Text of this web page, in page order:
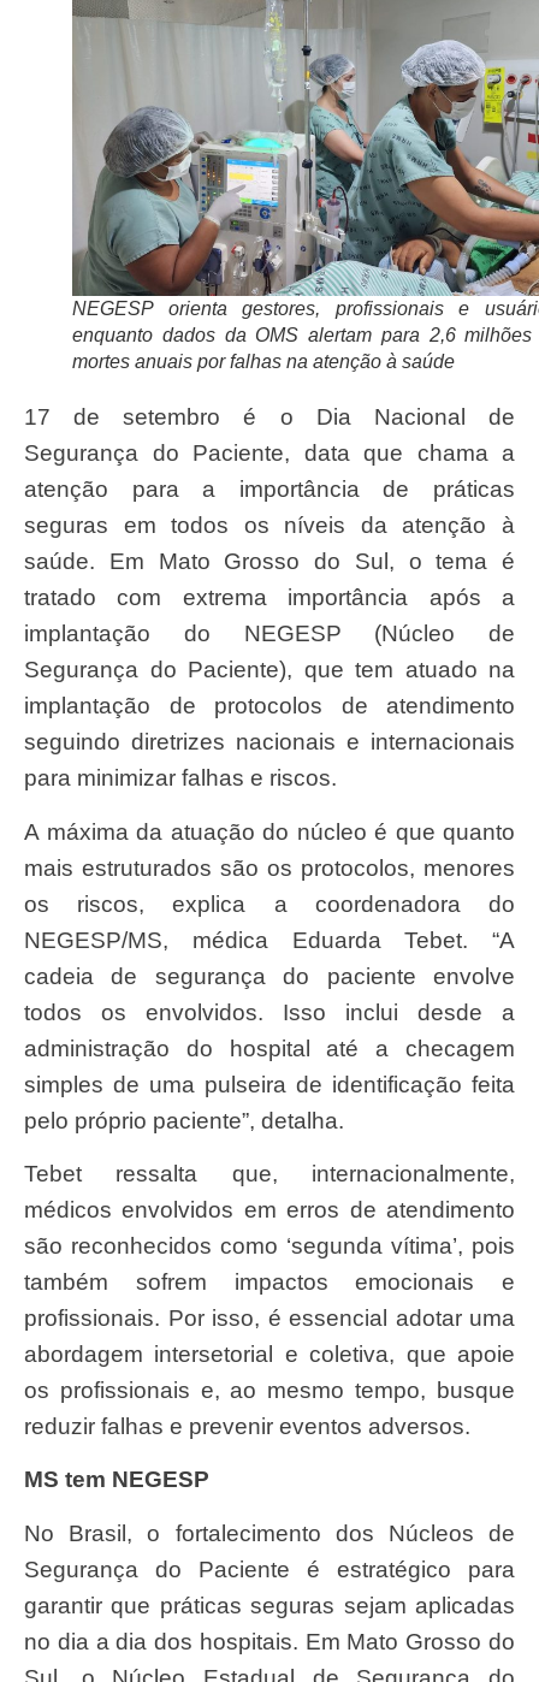
NEGESP orienta gestores, profissionais e
enquanto dados da OMS alertam para 2,6 milhões
mortes anuais por falhas na atenção à saúde
17 de setembro é o Dia Nacional de
Segurança do Paciente, data que chama a
atenção para a importância de práticas
seguras em todos os níveis da atenção à
saúde. Em Mato Grosso do Sul, o tema é
tratado com extrema importância após a
implantação do NEGESP (Núcleo de
Segurança do Paciente), que tem atuado na
implantação de protocolos de atendimento
seguindo diretrizes nacionais e internacionais
para minimizar falhas e riscos.
A máxima da atuação do núcleo é que quanto
mais estruturados são os protocolos, menores
os riscos, explica a coordenadora do
NEGESP/MS, médica Eduarda Tebet. “A
cadeia de segurança do paciente envolve
todos os envolvidos. Isso inclui desde a
administração do hospital até a checagem
simples de uma pulseira de identificação feita
pelo próprio paciente”, detalha.
Tebet ressalta que, internacionalmente,
médicos envolvidos em erros de atendimento
são reconhecidos como ‘segunda vítima’, pois
também sofrem impactos emocionais e
profissionais. Por isso, é essencial adotar uma
abordagem intersetorial e coletiva, que apoie
os profissionais e, ao mesmo tempo, busque
reduzir falhas e prevenir eventos adversos.
MS tem NEGESP
No Brasil, o fortalecimento dos Núcleos de
Segurança do Paciente é estratégico para
garantir que práticas seguras sejam aplicadas
no dia a dia dos hospitais. Em Mato Grosso do